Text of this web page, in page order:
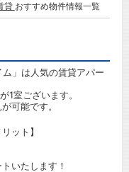
貸 おすすめ物件情報一覧
」は人気の賃貸アパー
1室ございます。
可能です。
ット】
いたします！